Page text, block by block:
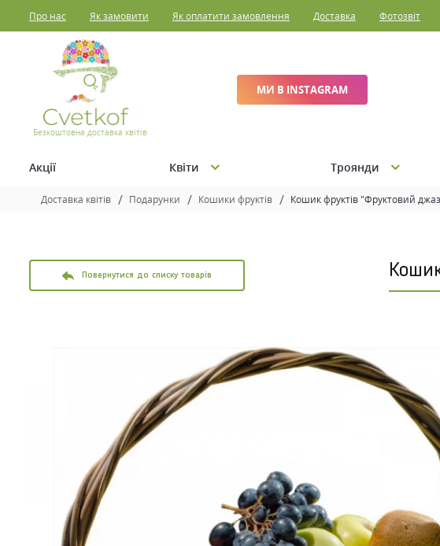
Про нас Як замовити Як оплатити замовлення Доставка Фотозвіт
Безкоштовна доставка квітів
МИ В INSTAGRAM
Акції Квіти Троянди
Доставка квітів Подарунки Кошики фруктів Кошик фруктів "Фруктовий
Повернутися до списку товарів